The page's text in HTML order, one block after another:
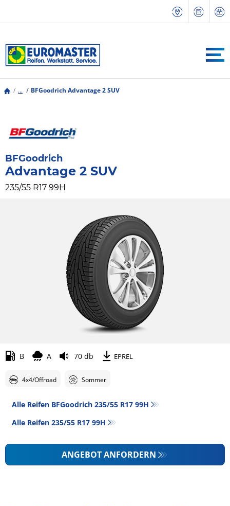
... BFGoodrich Advantage 2 SUV
BFGoodrich
Advantage 2 SUV
235/55 R17 99H
B A 70 db EPREL
4x4/Offroad Sommer
Alle Reifen BFGoodrich 235/55 R17 99H
Alle Reifen‎ 235/55 R17 99H
ANGEBOT ANFORDERN